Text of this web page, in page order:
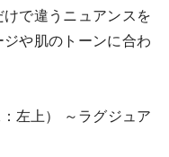
で違うニュアンスを
や肌のトーンに合わ
左上） ～ラグジュア